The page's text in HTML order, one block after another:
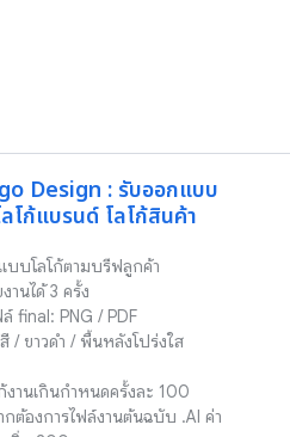
Design : รับออกแบบ
ลโก้แบรนด์ โลโก้สินค้า
บบโลโก้ตามบรีฟลูกค้า
งานได้ 3 ครั้ง
ล์ final: PNG / PDF
สี / ขาวดำ / พื้นหลังโปร่งใส
านเกินกำหนดครั้งละ 100